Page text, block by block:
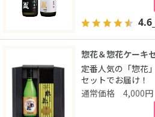
4.6
惣花＆惣花ケーキ
定番人気の「惣花
セットでお届け！
4,000円